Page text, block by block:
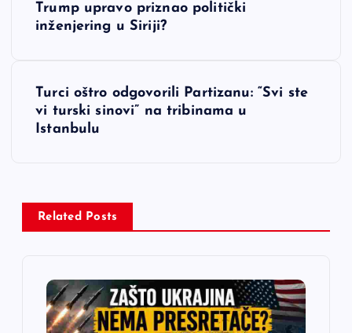
c
Trump upravo priznao politički
inženjering u Siriji?
Turci oštro odgovorili Partizanu: “Svi ste
vi turski sinovi” na tribinama u
Istanbulu
Related Posts